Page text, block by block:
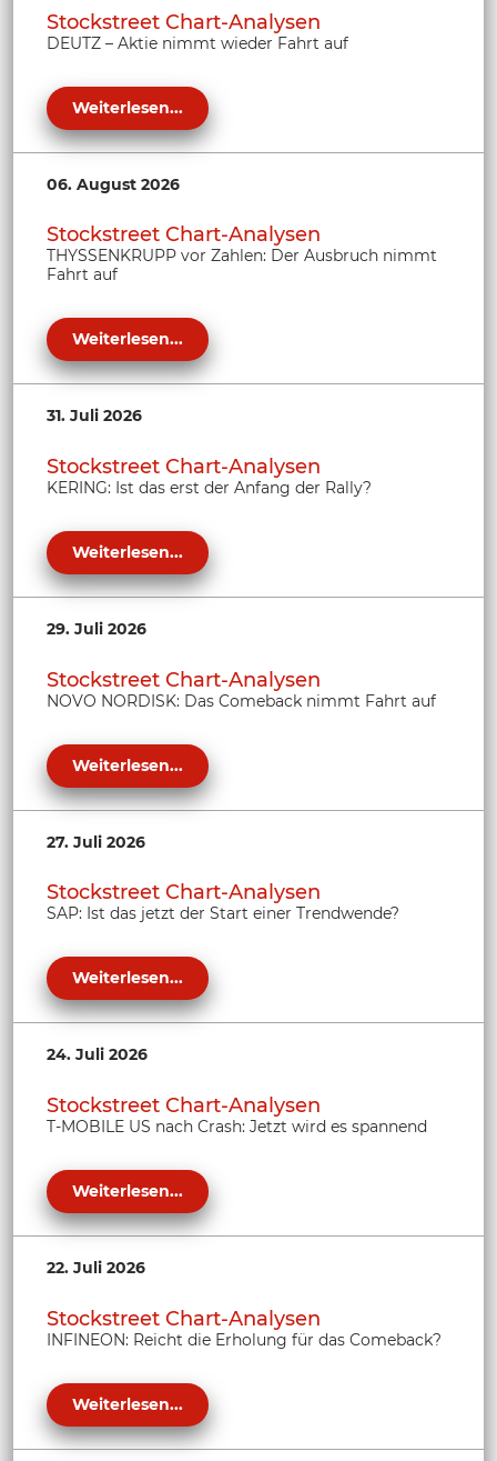
Stockstreet Chart-Analysen
DEUTZ – Aktie nimmt wieder Fahrt auf
Weiterlesen...
06. August 2026
Stockstreet Chart-Analysen
THYSSENKRUPP vor Zahlen: Der Ausbruch nimmt
Fahrt auf
Weiterlesen...
31. Juli 2026
Stockstreet Chart-Analysen
KERING: Ist das erst der Anfang der Rally?
Weiterlesen...
29. Juli 2026
Stockstreet Chart-Analysen
NOVO NORDISK: Das Comeback nimmt Fahrt auf
Weiterlesen...
27. Juli 2026
Stockstreet Chart-Analysen
SAP: Ist das jetzt der Start einer Trendwende?
Weiterlesen...
24. Juli 2026
Stockstreet Chart-Analysen
T-MOBILE US nach Crash: Jetzt wird es spannend
Weiterlesen...
22. Juli 2026
Stockstreet Chart-Analysen
INFINEON: Reicht die Erholung für das Comeback?
Weiterlesen...